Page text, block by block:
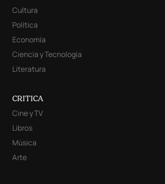
Cultura
Política
Economía
Ciencia y Tecnología
Literatura
CRITICA
Cine y TV
Libros
Música
Arte